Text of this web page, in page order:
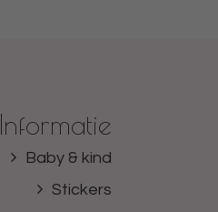
Informatie
Baby & kind
Stickers